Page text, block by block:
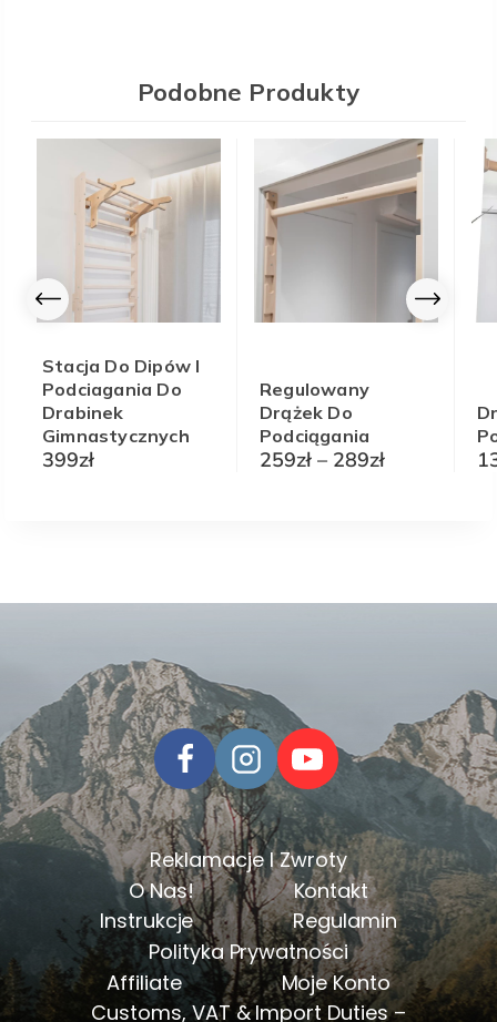
Podobne Produkty
Stacja Do Dipów I
Podciagania Do
Drabinek
Gimnastycznych
399zł
Regulowany
Drążek Do
Podciągania
259zł – 289złZakres
Reklamacje I Zwroty
O Nas!
Kontakt
Instrukcje
Regulamin
Polityka Prywatności
Affiliate
Moje Konto
Customs, VAT & Import Duties –